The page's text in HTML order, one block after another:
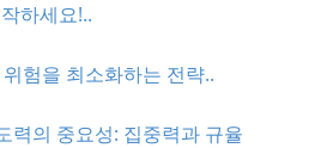
작하세요!..
험을 최소화하는 전략..
력의 중요성: 집중력과 규율